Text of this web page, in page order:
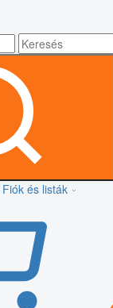
Fiók és listák